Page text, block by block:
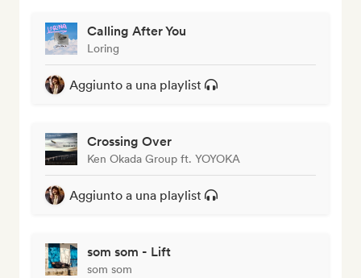
Calling After You
Loring
Aggiunto a una playlist
Crossing Over
Ken Okada Group ft. YOYOKA
Aggiunto a una playlist
som som - Lift
som som